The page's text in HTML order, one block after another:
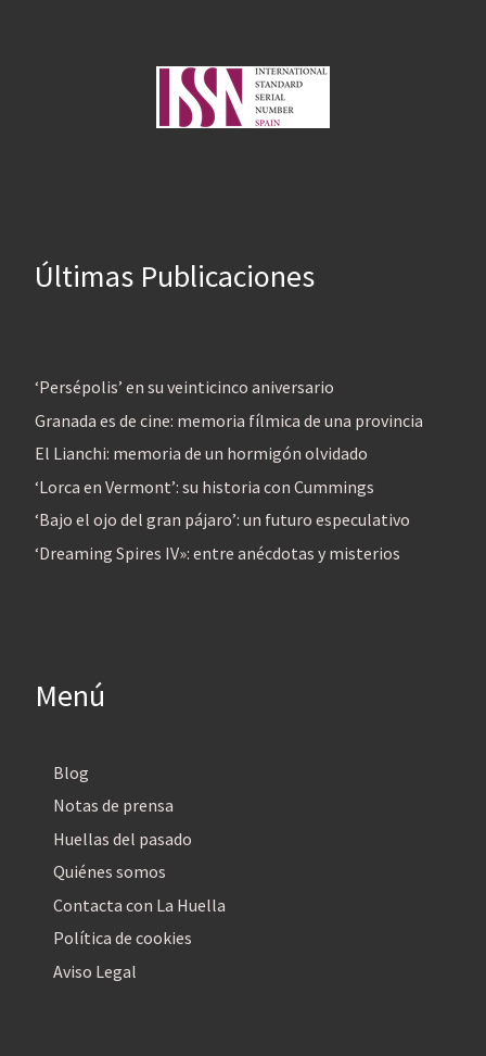
Últimas Publicaciones
‘Persépolis’ en su veinticinco aniversario
Granada es de cine: memoria fílmica de una provincia
El Lianchi: memoria de un hormigón olvidado
‘Lorca en Vermont’: su historia con Cummings
‘Bajo el ojo del gran pájaro’: un futuro especulativo
‘Dreaming Spires IV»: entre anécdotas y misterios
Menú
Blog
Notas de prensa
Huellas del pasado
Quiénes somos
Contacta con La Huella
Política de cookies
Aviso Legal